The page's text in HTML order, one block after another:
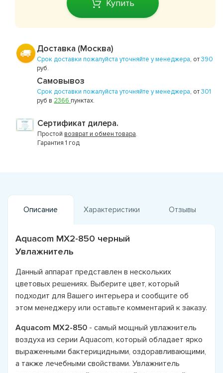
Купить
Доставка (Москва)
Срок доставки пожалуйста уточняйте у менеджера, от390
руб.
Самовывоз
Срок доставки пожалуйста уточняйте у менеджера, от301
руб в 2366 пунктах.
Сертификат дилера.
Простой возврат и обмен товара.
Гарантия 1 год
Описание Характеристики Отзывы
Aquacom MX2-850 черный
Увлажнитель
Данный аппарат представлен в нескольких
цветовых решениях. Выберите цвет, который
подходит для Вашего интерьера и сообщите об
этом менеджеру или оставьте комментарий к заказу.
Aquacom MX2-850 - самый мощный увлажнитель
воздуха из серии Aquacom, который обладает ярко
выраженными бактерицидными, оздоравливающими,
а также лечебными свойствами. Увлажнитель